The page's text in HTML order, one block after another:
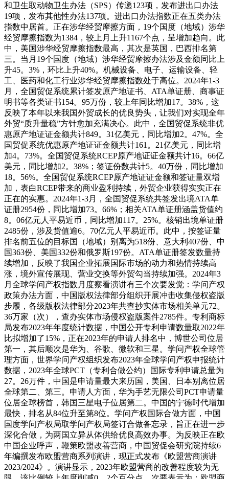
和卫生取动物卫生办法（SPS）传递123项，发布进出口办法
19项，发布其他性办法137项。进出口办法指数正在五类办法
指数中居首。正在涉华经贸摩擦方面，19个国度（地域）涉华
经贸摩擦指数为1384，较上月上升1167个点，呈增加趋向。此
中，美国涉华经贸摩擦指数最高，其次是英国，巴西排名第
三。当月19个国度（地域）涉华经贸摩擦办法涉及金额同比上
升45。3%，环比上升40%。机械设备、电子、运输设备、轻
工、医药和化工行业涉华经贸摩擦指数处于高位。2024年1-3
月，全国贸促系统累计签发原产地证书、ATA单证册、商事证
明书等各类证书154。95万份，较上年同比增加17。38%，这
反映了本年以来我国外贸成长的优良势头，让我们对实现全年
外贸“质升量稳”方针愈加充满决心。此中，全国贸促系统非优
惠原产地证证金额共计849。31亿美元，同比增加2。47%。全
国贸促系统优惠原产地证证金额共计161。21亿美元，同比增
加4。73%。全国贸促系统RCEP原产地证证金额共计16。66亿
美元，同比增加2。38%；签证份数共计5。40万份，同比增加
18。56%。全国贸促系统RCEP原产地证证金额和签证量双增
加，表白RCEP带来的商业盈利持续，外贸企业获得实实正在
正在的实惠。2024年1-3月，全国贸促系统共签发出境ATA单
证册2954份，同比增加73。66%；相关ATA单证册涵盖货值约
8。06亿元人平易近币，同比增加117。25%。核销出境单证册
2485份，涉及货值逾6。70亿元人平易近币。此中，按签证量
排名前五位的目标国（地域）别离为518份、意大利407份、中
国363份、美国332份和俄罗斯197份。ATA单证册签发数量持
续增加，反映了我国企业拓展国际市场的动力和热情持续高
涨，境外宣传展现、营业交换等外贸勾当持续加强。2024年3
月全球学问产权指数月度察看演讲有三个次要发觉：学问产权
政策办法方面，中国版权法律部分组织开展冲击收集侵权盗版
步履，各级版权法律部分2023年共查抄实体市场相关单元72。
36万家（次），查办实体市场侵权盗版案件2785件。专利商标
局发布2023年年度统计数据，中国公开专利申请数量取2022年
比拟增加了15%，正在2023年的申请人排名中，博世公司位居
第一，其后顺次是华为、谷歌、微软和三星。学问产权全球管
理方面，世界学问产权组织发布2023年全球学问产权申报统计
数据，2023年全球PCT（专利合做公约）国际专利申请总量为
27。26万件，中国是申请量最大来历国，美国、日本别离位居
全球第二、第三。申请人方面，华为手艺无限公司PCT申请量
位居全球榜首，韩国三星电子位居第二。中国的宁德时代增加
最快，排名从84位升至第8位。学问产权国际合做方面，中国
国度学问产权局取学问产权局签订合做备忘录，旨正在进一步
深化合做，为两国立异从体供给优良高效办事。为反映正在欧
中国企业呼声，鞭策欧盟改善营商，中国贸促会研究院持续6
年编撰发布欧盟营商系列演讲，现正式发布《欧盟营商演讲
2023/2024》。演讲显示，2023年欧盟营商的改善程度较为无